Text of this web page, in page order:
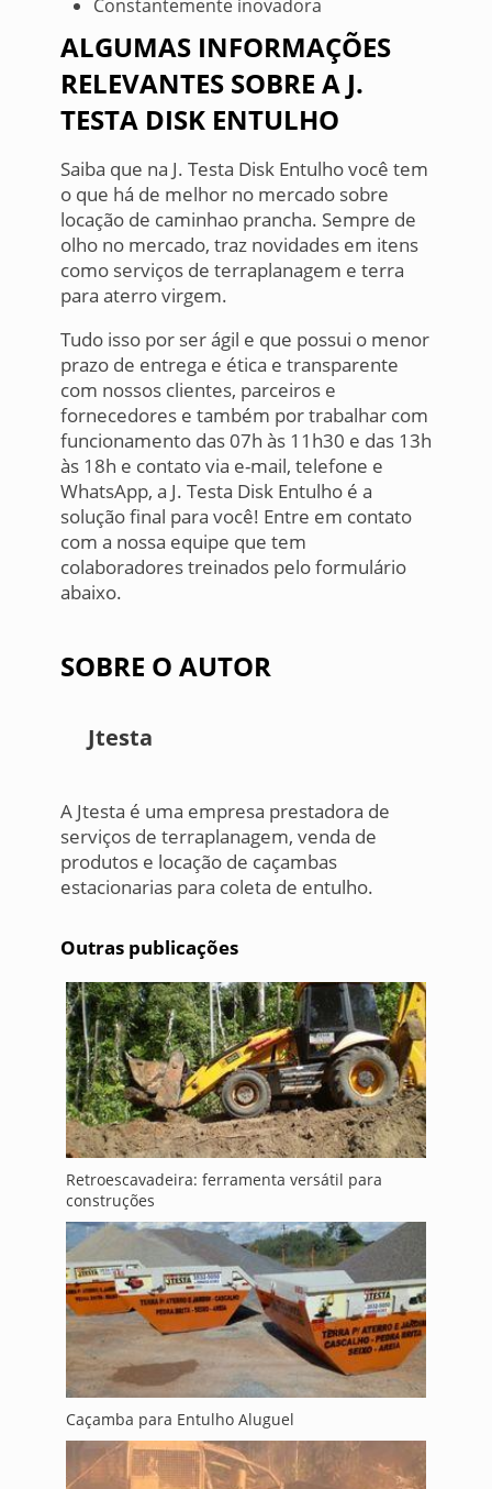
Constantemente inovadora
ALGUMAS INFORMAÇÕES
RELEVANTES SOBRE A J.
TESTA DISK ENTULHO
Saiba que na J. Testa Disk Entulho você tem
o que há de melhor no mercado sobre
locação de caminhao prancha. Sempre de
olho no mercado, traz novidades em itens
como serviços de terraplanagem e terra
para aterro virgem.
Tudo isso por ser ágil e que possui o menor
prazo de entrega e ética e transparente
com nossos clientes, parceiros e
fornecedores e também por trabalhar com
funcionamento das 07h às 11h30 e das 13h
às 18h e contato via e-mail, telefone e
WhatsApp, a J. Testa Disk Entulho é a
solução final para você! Entre em contato
com a nossa equipe que tem
colaboradores treinados pelo formulário
abaixo.
SOBRE O AUTOR
Jtesta
A Jtesta é uma empresa prestadora de
serviços de terraplanagem, venda de
produtos e locação de caçambas
estacionarias para coleta de entulho.
Outras publicações
Retroescavadeira: ferramenta versátil para
construções
Caçamba para Entulho Aluguel